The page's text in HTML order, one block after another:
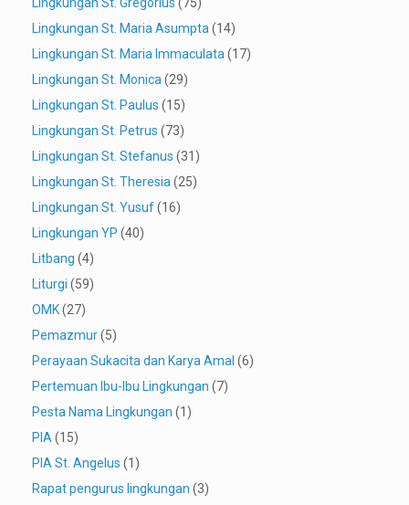
Lingkungan St. Maria Asumpta (14)
Lingkungan St. Maria Immaculata (17)
Lingkungan St. Monica (29)
Lingkungan St. Paulus (15)
Lingkungan St. Petrus (73)
Lingkungan St. Stefanus (31)
Lingkungan St. Theresia (25)
Lingkungan St. Yusuf(16)
Lingkungan YP (40)
Litbang (4)
Liturgi (59)
OMK(27)
Pemazmur(5)
Perayaan Sukacita dan Karya Amal (6)
Pertemuan Ibu-Ibu Lingkungan (7)
Pesta Nama Lingkungan (1)
PIA (15)
PIA St. Angelus (1)
Rapat pengurus lingkungan (3)